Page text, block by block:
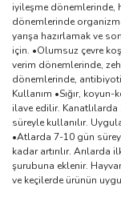
iyileşme dönemlerinde,
dönemlerinde
yarışa hazırlamak ve
için. •Olumsuz çevre
verim dönemlerinde,
dönemlerinde,
Kullanım •Sığır,
ilave edilir.
süreyle kullanılır.
•Atlarda 7-10 gün
kadar artırılır.
şurubuna eklenir.
ve keçilerde ürünün